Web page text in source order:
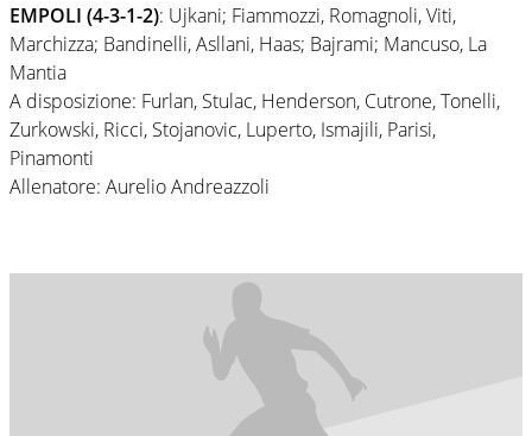
EMPOLI (4-3-1-2): Ujkani; Fiammozzi, Romagnoli, Viti,
Marchizza; Bandinelli, Asllani, Haas; Bajrami; Mancuso, La
Mantia
A disposizione: Furlan, Stulac, Henderson, Cutrone, Tonelli,
Zurkowski, Ricci, Stojanovic, Luperto, Ismajili, Parisi,
Pinamonti
Allenatore: Aurelio Andreazzoli